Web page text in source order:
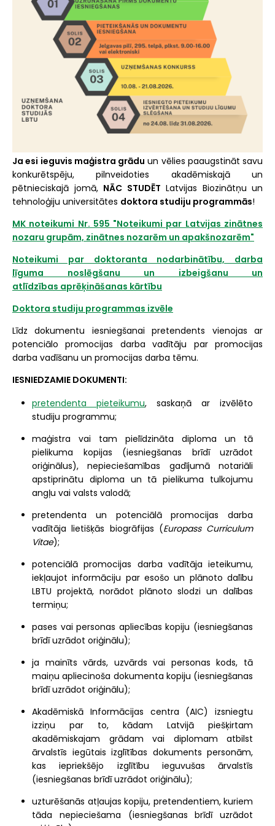
Ja esi ieguvis maģistra grādu un vēlies paaugstināt savu
konkurētspēju, pilnveidoties akadēmiskajā un
pētnieciskajā jomā, NĀC STUDĒT Latvijas Biozinātņu un
tehnoloģiju universitātes doktora studiju programmās!
MK noteikumi Nr. 595 "Noteikumi par Latvijas zinātnes
nozaru grupām, zinātnes nozarēm un apakšnozarēm"
Noteikumi par doktoranta nodarbinātību, darba
līguma noslēgšanu un izbeigšanu un
atlīdzības aprēķināšanas kārtību
Doktora studiju programmas izvēle
Līdz dokumentu iesniegšanai pretendents vienojas ar
potenciālo promocijas darba vadītāju par promocijas
darba vadīšanu un promocijas darba tēmu.
IESNIEDZAMIE DOKUMENTI:
pretendenta pieteikumu, saskaņā ar izvēlēto
studiju programmu;
maģistra vai tam pielīdzināta diploma un tā
pielikuma kopijas (iesniegšanas brīdī uzrādot
oriģinālus), nepieciešamības gadījumā notariāli
apstiprinātu diploma un tā pielikuma tulkojumu
angļu vai valsts valodā;
pretendenta un potenciālā promocijas darba
vadītāja lietišķās biogrāfijas (Europass Curriculum
Vitae);
potenciālā promocijas darba vadītāja ieteikumu,
iekļaujot informāciju par esošo un plānoto dalību
LBTU projektā, norādot plānoto slodzi un dalības
termiņu;
pases vai personas apliecības kopiju (iesniegšanas
brīdī uzrādot oriģinālu);
ja mainīts vārds, uzvārds vai personas kods, tā
maiņu apliecinoša dokumenta kopiju (iesniegšanas
brīdī uzrādot oriģinālu);
Akadēmiskā Informācijas centra (AIC) izsniegtu
izziņu par to, kādam Latvijā piešķirtam
akadēmiskajam grādam vai diplomam atbilst
ārvalstīs iegūtais izglītības dokuments personām,
kas iepriekšējo izglītību ieguvušas ārvalstīs
(iesniegšanas brīdī uzrādot oriģinālu);
uzturēšanās atļaujas kopiju, pretendentiem, kuriem
tāda nepieciešama (iesniegšanas brīdī uzrādot